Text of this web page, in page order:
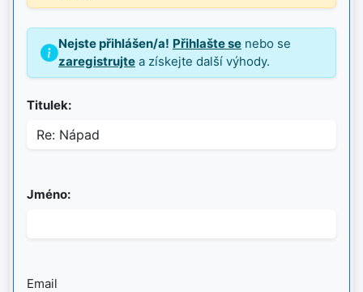
Nejste přihlášen/a! Přihlašte se nebo se
zaregistrujte a získejte další výhody.
Titulek:
Jméno:
Email